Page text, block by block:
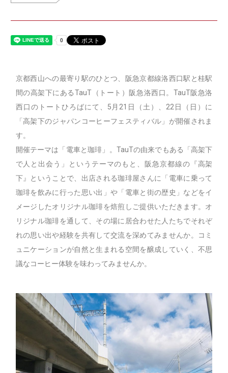
京都西山への最寄り駅のひとつ、阪急京都線洛西口駅と桂駅
間の高架下にあるTauT（トート）阪急洛西口。TauT阪急洛
西口のトートひろばにて、5月21日（土）、22日（日）に
「高架下のジャパンコーヒーフェスティバル」が開催されま
す。
開催テーマは「電車と珈琲」。TauTの由来でもある「高架下
で人と出会う」というテーマのもと、阪急京都線の『高架
下』ということで、出店される珈琲屋さんに「電車に乗って
珈琲を飲みに行った思い出」や「電車と街の歴史」などをイ
メージしたオリジナル珈琲を焙煎しご提供いただきます。オ
リジナル珈琲を通して、その場に居合わせた人たちでそれぞ
れの思い出や経験を共有して交流を深めてみませんか。コミ
ュニケーションが自然と生まれる空間を醸成していく、不思
議なコーヒー体験を味わってみませんか。